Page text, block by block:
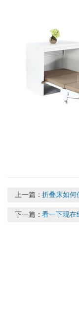
上一篇：折叠床如何
下一篇：看一下现在